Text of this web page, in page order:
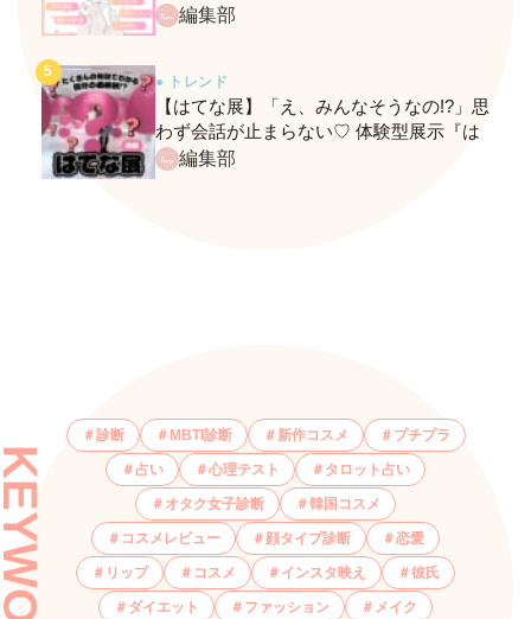
ネクストバズ予報もチェック♪
編集部
● トレンド
【はてな展】「え、みんなそうなの!?」思
わず会話が止まらない♡ 体験型展示『は
てな展』に行ってきたレポ
編集部
診断 MBTI診断 新作コスメ プチプラ
占い 心理テスト タロット占い
オタク女子診断 韓国コスメ
コスメレビュー 顔タイプ診断 恋愛
リップ コスメ インスタ映え 彼氏
ダイエット ファッション メイク